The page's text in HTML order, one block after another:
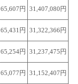
65,607円 31,407,080円
65,431円 31,322,366円
65,254円 31,237,475円
65,077円 31,152,407円